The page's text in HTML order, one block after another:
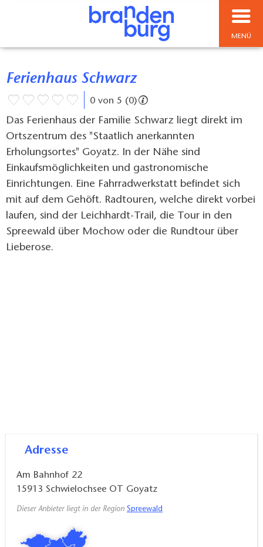
MENÜ
Ferienhaus Schwarz
0 von 5 (0)
Das Ferienhaus der Familie Schwarz liegt direkt im
Ortszentrum des "Staatlich anerkannten
Erholungsortes" Goyatz. In der Nähe sind
Einkaufsmöglichkeiten und gastronomische
Einrichtungen. Eine Fahrradwerkstatt befindet sich
mit auf dem Gehöft. Radtouren, welche direkt vorbei
laufen, sind der Leichhardt-Trail, die Tour in den
Spreewald über Mochow oder die Rundtour über
Lieberose.
Adresse
Am Bahnhof 22
15913 Schwielochsee OT Goyatz
Dieser Anbieter liegt in der Region Spreewald